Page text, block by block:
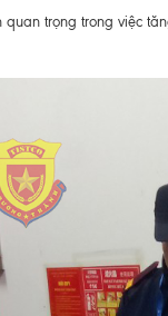
trọng trong việc